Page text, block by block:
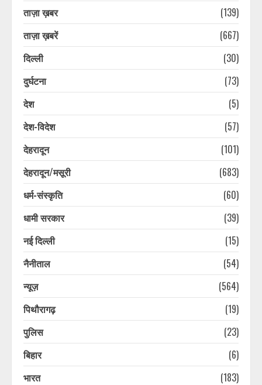
ताज़ा ख़बर
(139)
ताज़ा ख़बरें
(667)
दिल्ली
(30)
दुर्घटना
(73)
देश
(5)
देश-विदेश
(57)
देहरादून
(101)
देहरादून/मसूरी
(683)
धर्म-संस्कृति
(60)
धामी सरकार
(39)
नई दिल्ली
(15)
नैनीताल
(54)
न्यूज़
(564)
पिथौरागढ़
(19)
पुलिस
(23)
बिहार
(6)
भारत
(183)
उत्तराखंड के सबसे बड़े आयकर दाता ऋषभ
लिए जमीन दिला दो सरकार